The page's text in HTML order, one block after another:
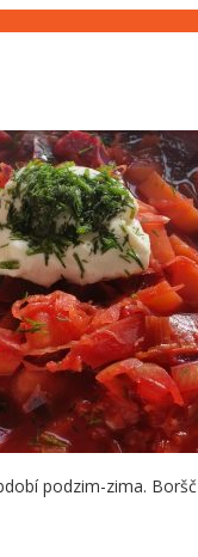
podzim-zima.